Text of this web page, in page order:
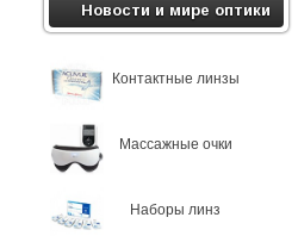
Новости и мире оптики
Контактные линзы
Массажные очки
Наборы линз